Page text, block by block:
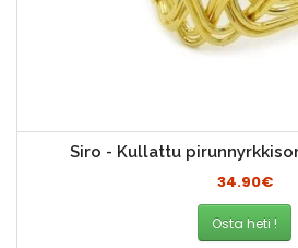
Siro - Kullattu
34.90€
Osta heti !